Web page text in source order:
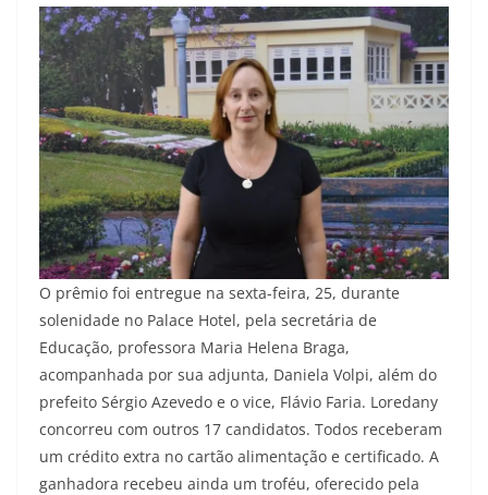
O prêmio foi entregue na sexta-feira, 25, durante
solenidade no Palace Hotel, pela secretária de
Educação, professora Maria Helena Braga,
acompanhada por sua adjunta, Daniela Volpi, além do
prefeito Sérgio Azevedo e o vice, Flávio Faria. Loredany
concorreu com outros 17 candidatos. Todos receberam
um crédito extra no cartão alimentação e certificado. A
ganhadora recebeu ainda um troféu, oferecido pela